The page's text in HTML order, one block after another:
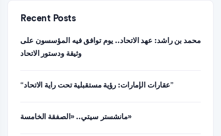
Recent Posts
محمد بن راشد: عهد الاتحاد.. يوم توافق فيه المؤسسون على
وثيقة ودستور الاتحاد
“عقارات الإمارات: رؤية مستقبلية تحت راية الاتحاد”
مانشستر سيتي.. «الصفقة الخامسة»